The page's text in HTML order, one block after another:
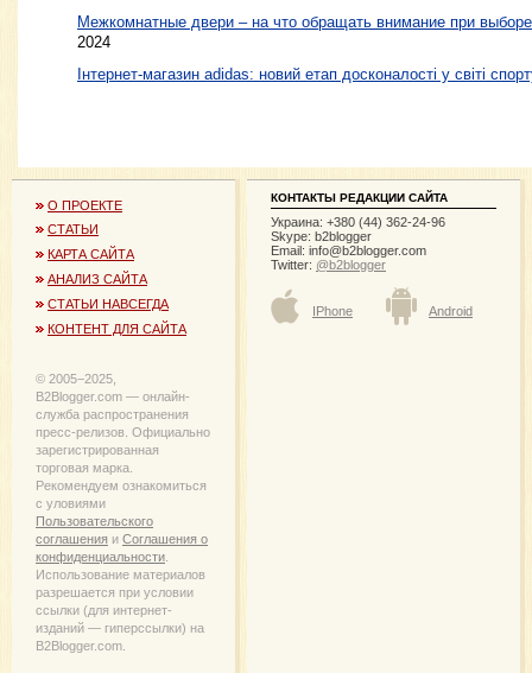
Межкомнатные двери – на что обращать внимание при
2024
Інтернет-магазин adidas: новий етап досконалості у світі
О ПРОЕКТЕ
СТАТЬИ
КАРТА САЙТА
АНАЛИЗ САЙТА
СТАТЬИ НАВСЕГДА
КОНТЕНТ ДЛЯ САЙТА
© 2005−2025,
B2Blogger.com — онлайн-
служба распространения
пресс-релизов. Официально
зарегистрированная
торговая марка.
Рекомендуем ознакомиться
с уловиями
Пользовательского
соглашения и Соглашения о
конфиденциальности
Использование материалов
разрешается при условии
ссылки (для интернет-
изданий — гиперссылки) на
B2Blogger.com.
КОНТАКТЫ РЕДАКЦИИ САЙТА
Украина: +380 (44) 362-24-96
Skype: b2blogger
Email: info@b2blogger.com
Twitter: @b2blogger
IPhone Android